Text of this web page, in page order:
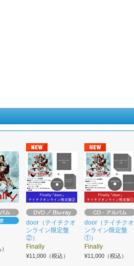
door（テイチクオ
ンライン限定盤
②）
Finally
¥11,000（税込）
door（テイチクオ
ンライン限定盤
①）
Finally
¥11,000（税込）